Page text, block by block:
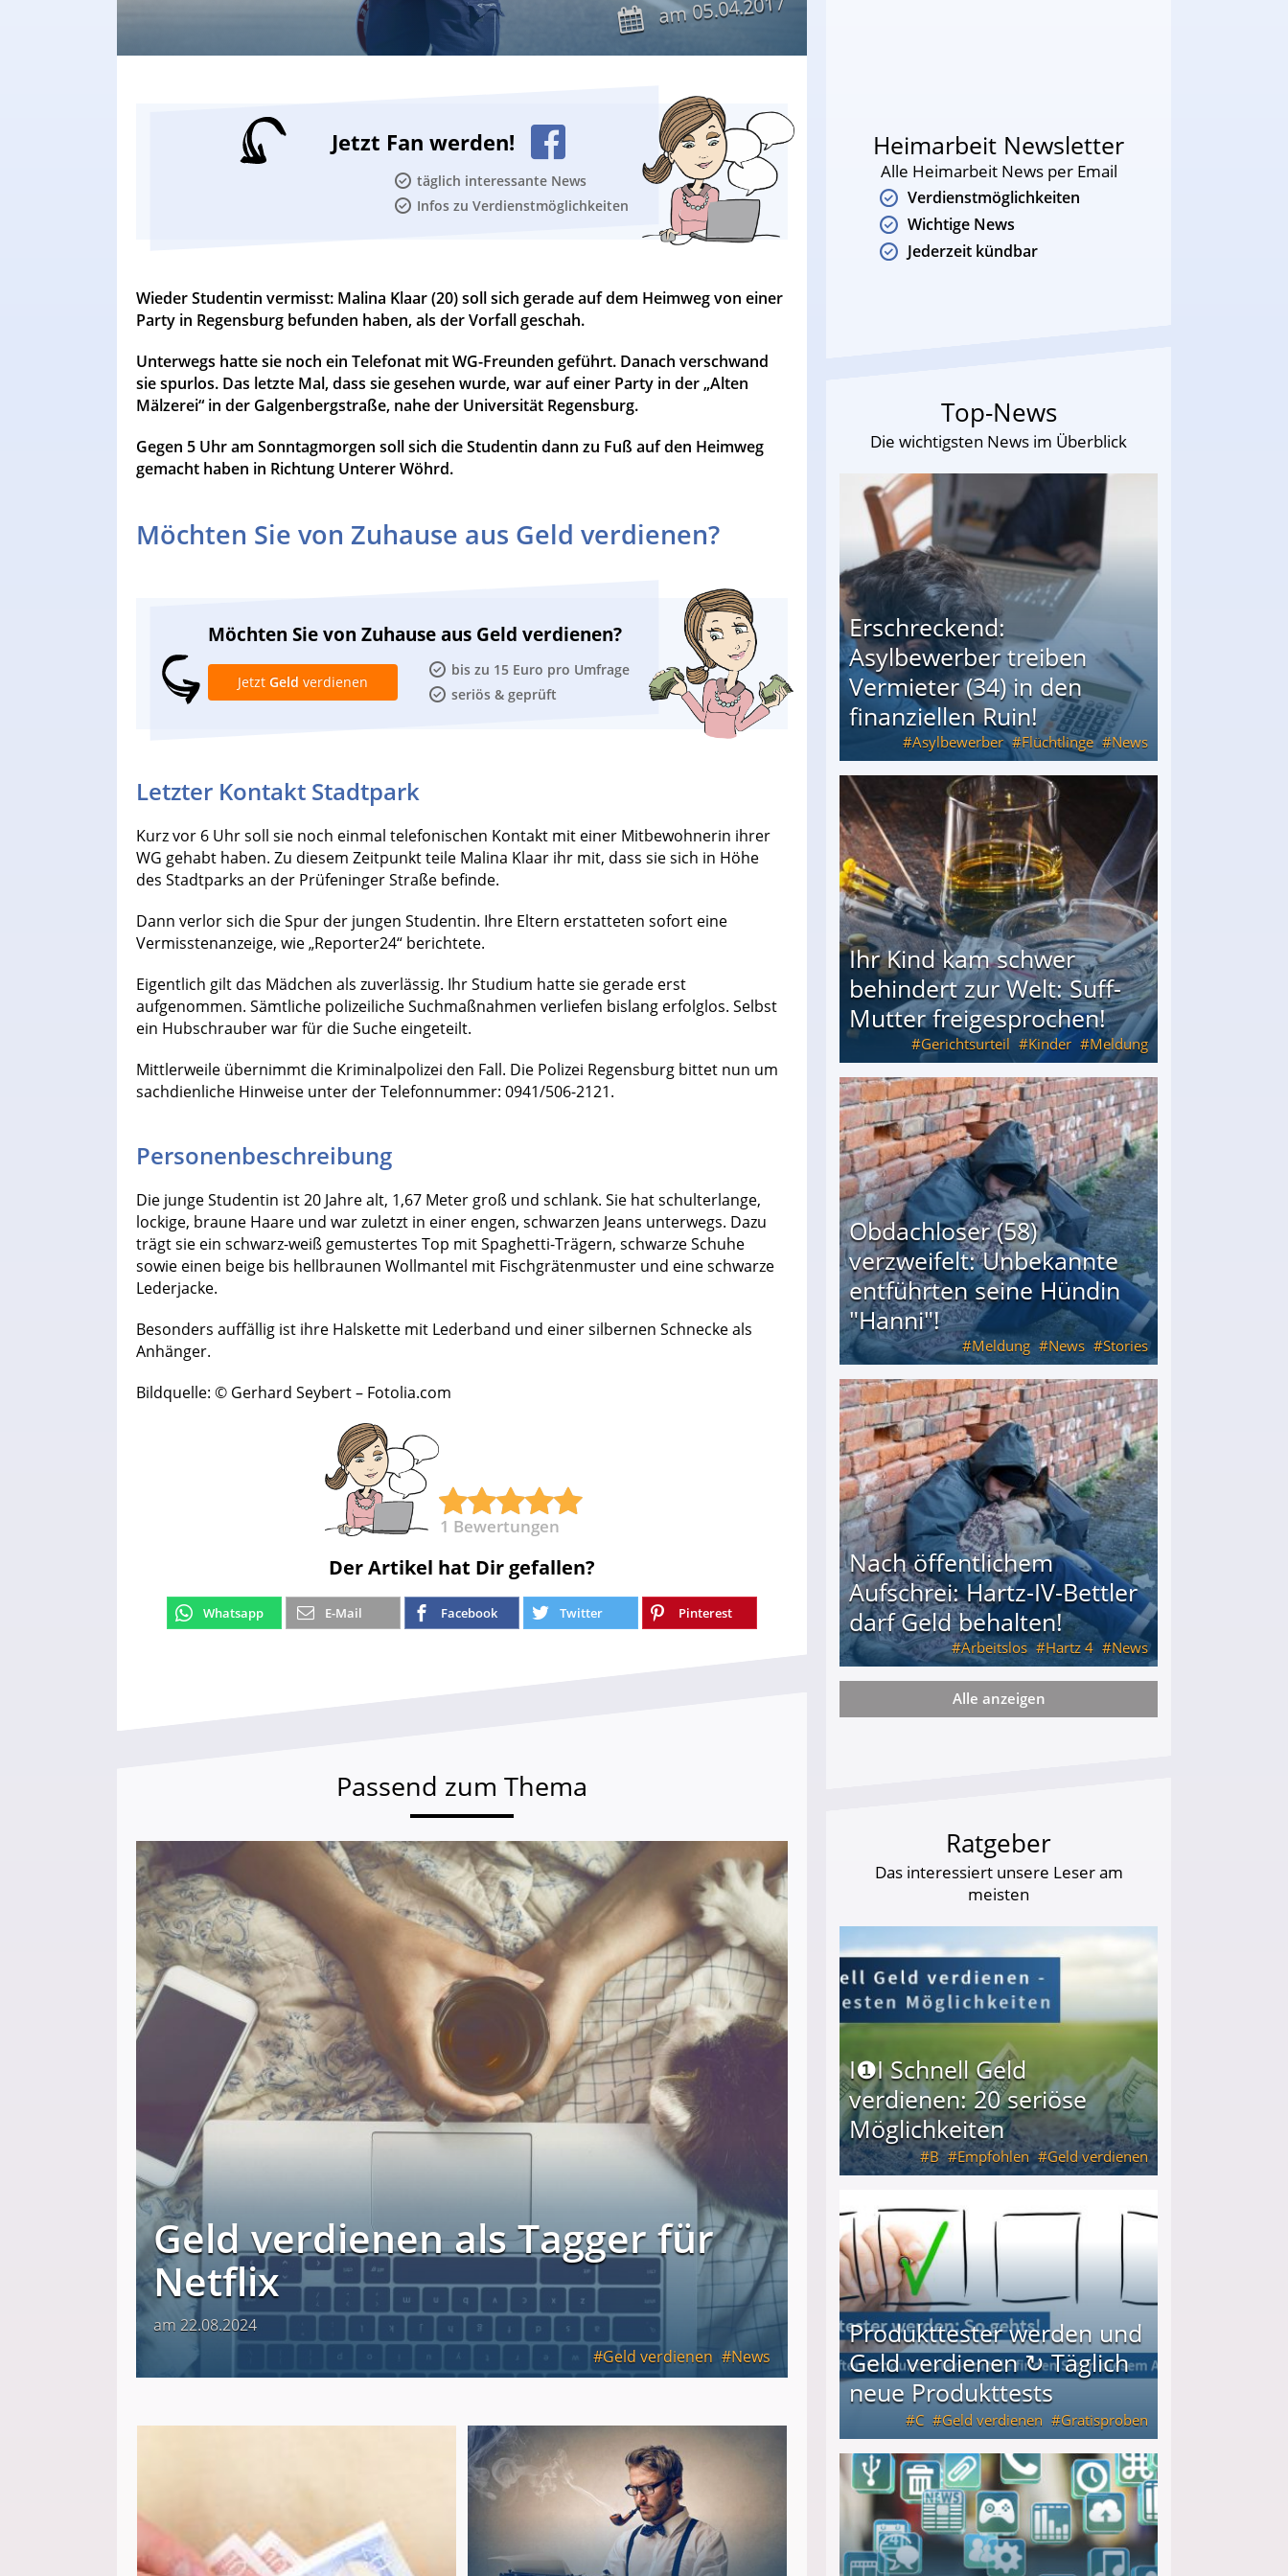
am
Jetzt Fan werden!
täglich interessante News
Infos zu Verdienstmöglichkeiten
Wieder Studentin vermisst: Malina Klaar (20) soll sich gerade auf dem Heimweg von einer
Party in Regensburg befunden haben, als der Vorfall geschah.
Unterwegs hatte sie noch ein Telefonat mit WG-Freunden geführt. Danach verschwand
sie spurlos. Das letzte Mal, dass sie gesehen wurde, war auf einer Party in der „Alten
Mälzerei“ in der Galgenbergstraße, nahe der Universität Regensburg.
Gegen 5 Uhr am Sonntagmorgen soll sich die Studentin dann zu Fuß auf den Heimweg
gemacht haben in Richtung Unterer Wöhrd.
Möchten Sie von Zuhause aus Geld verdienen?
Möchten Sie von Zuhause aus Geld verdienen?
bis zu 15 Euro pro Umfrage
seriös & geprüft
Jetzt Geld verdienen
Letzter Kontakt Stadtpark
Kurz vor 6 Uhr soll sie noch einmal telefonischen Kontakt mit einer Mitbewohnerin ihrer
WG gehabt haben. Zu diesem Zeitpunkt teile Malina Klaar ihr mit, dass sie sich in Höhe
des Stadtparks an der Prüfeninger Straße befinde.
Dann verlor sich die Spur der jungen Studentin. Ihre Eltern erstatteten sofort eine
Vermisstenanzeige, wie „Reporter24“ berichtete.
Eigentlich gilt das Mädchen als zuverlässig. Ihr Studium hatte sie gerade erst
aufgenommen. Sämtliche polizeiliche Suchmaßnahmen verliefen bislang erfolglos. Selbst
ein Hubschrauber war für die Suche eingeteilt.
Mittlerweile übernimmt die Kriminalpolizei den Fall. Die Polizei Regensburg bittet nun um
sachdienliche Hinweise unter der Telefonnummer: 0941/506-2121.
Personenbeschreibung
Die junge Studentin ist 20 Jahre alt, 1,67 Meter groß und schlank. Sie hat schulterlange,
lockige, braune Haare und war zuletzt in einer engen, schwarzen Jeans unterwegs. Dazu
trägt sie ein schwarz-weiß gemustertes Top mit Spaghetti-Trägern, schwarze Schuhe
sowie einen beige bis hellbraunen Wollmantel mit Fischgrätenmuster und eine schwarze
Lederjacke.
Besonders auffällig ist ihre Halskette mit Lederband und einer silbernen Schnecke als
Anhänger.
Bildquelle: © Gerhard Seybert – Fotolia.com
1 Bewertungen
Der Artikel hat Dir gefallen?
Whatsapp E-Mail Facebook Twitter Pinterest
Passend zum Thema
Geld verdienen als Tagger für
Netflix
am 22.08.2024
Geld verdienen
News
Heimarbeit Newsletter
Alle Heimarbeit News per Email
Verdienstmöglichkeiten
Wichtige News
Jederzeit kündbar
Top-News
Die wichtigsten News im Überblick
Erschreckend:
Asylbewerber treiben
Vermieter (34) in den
finanziellen Ruin!
Asylbewerber Flüchtlinge News
Erschreckend: Asylbewerber treiben Vermieter (34) in den finanziellen Ruin!
Ihr Kind kam schwer
behindert zur Welt: Suff-
Mutter freigesprochen!
Gerichtsurteil Kinder Meldung
Ihr Kind kam schwer behindert zur Welt: Suff-Mutter freigesprochen!
Obdachloser (58)
verzweifelt: Unbekannte
entführten seine Hündin
"Hanni"!
Meldung News Stories
Obdachloser (58) verzweifelt: Unbekannte entführten seine Hündin "Hanni"!
Nach öffentlichem
Aufschrei: Hartz-IV-Bettler
darf Geld behalten!
Arbeitslos Hartz 4 News
Nach öffentlichem Aufschrei: Hartz-IV-Bettler darf Geld behalten!
Alle anzeigen
Ratgeber
Das interessiert unsere Leser am
meisten
I❶I Schnell Geld
verdienen: 20 seriöse
Möglichkeiten
B Empfohlen Geld verdienen
I❶I Schnell Geld verdienen: 20 seriöse Möglichkeiten
Produkttester werden und
Geld verdienen ↻ Täglich
neue Produkttests
C Geld verdienen Gratisproben
Produkttester werden und Geld verdienen ↻ Täglich neue Produkttests